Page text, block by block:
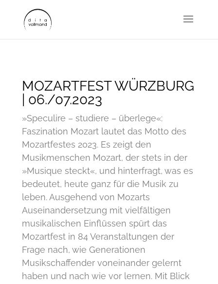
MOZARTFEST WÜRZBURG
| 06./07.2023
»Speculire – studiere – überlege«:
Faszination Mozart lautet das Motto des
Mozartfestes 2023. Es zeigt den
Musikmenschen Mozart, der stets in der
»Musique steckt«, und hinterfragt, was es
bedeutet, heute ganz für die Musik zu
leben. Ausgehend von Mozarts
Auseinandersetzung mit vielfältigen
musikalischen Einflüssen spürt das
Mozartfest in 84 Veranstaltungen der
Frage nach, wie Generationen
Musikschaffender voneinander gelernt
haben und nach wie vor lernen. Mit Blick